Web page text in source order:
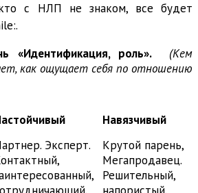
с НЛП не знаком, все будет
.
«Идентификация, роль». (Кем
как ощущает себя по отношению
Навязчивый
Эксперт.
Крутой парень,
Мегапродавец.
Решительный,